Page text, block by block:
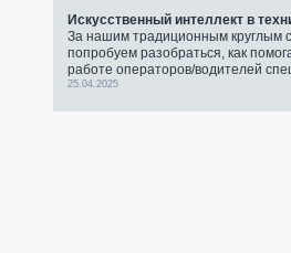
Искусственный интеллект в
За нашим традиционным круглым
попробуем разобраться, как
работе операторов/водителей
25.04.2025